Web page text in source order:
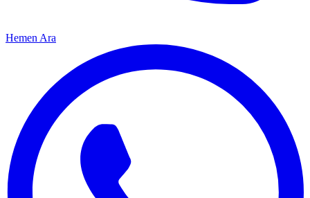
Hemen Ara